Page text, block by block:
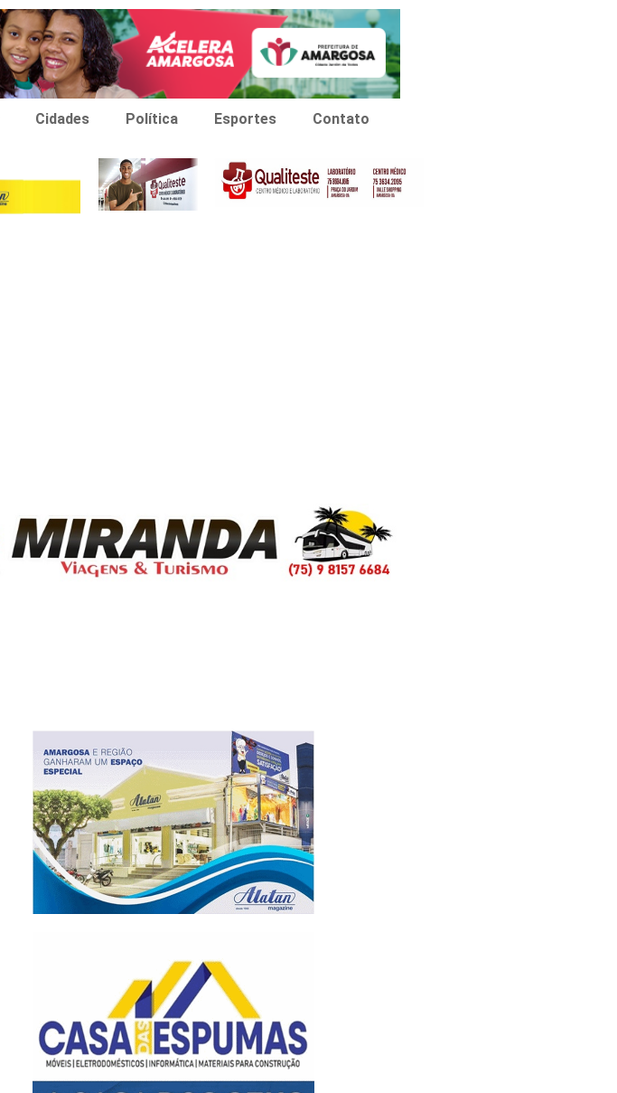
Cidades Política Esportes Contato